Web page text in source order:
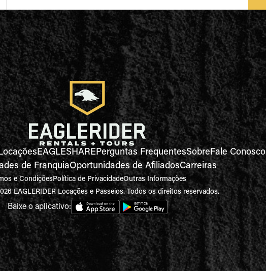
EAGLESHAREPerguntas FrequentesSobreFale Conosco
de FranquiaOportunidades de AfiliadosCarreiras
e CondiçõesPolítica de PrivacidadeOutras Informações
EAGLERIDER Locações e Passeios. Todos os direitos reservados.
Baixe o aplicativo: